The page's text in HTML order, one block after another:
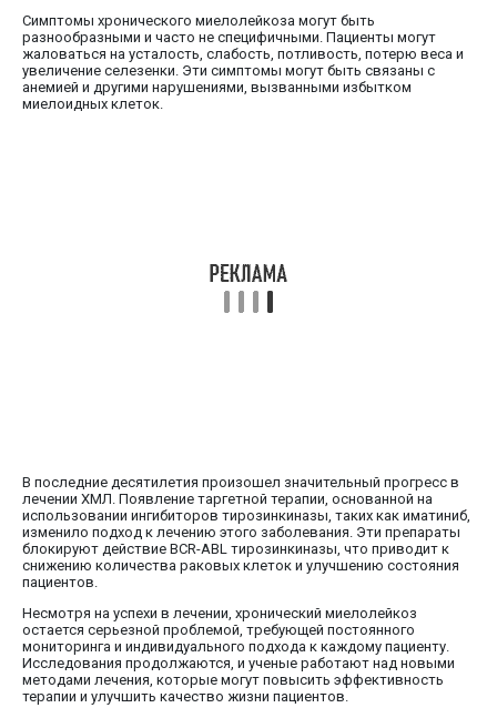
Симптомы хронического миелолейкоза могут быть
разнообразными и часто не специфичными. Пациенты могут
жаловаться на усталость, слабость, потливость, потерю веса и
увеличение селезенки. Эти симптомы могут быть связаны с
анемией и другими нарушениями, вызванными избытком
миелоидных клеток.
В последние десятилетия произошел значительный прогресс в
лечении ХМЛ. Появление таргетной терапии, основанной на
использовании ингибиторов тирозинкиназы, таких как иматиниб,
изменило подход к лечению этого заболевания. Эти препараты
блокируют действие BCR-ABL тирозинкиназы, что приводит к
снижению количества раковых клеток и улучшению состояния
пациентов.
Несмотря на успехи в лечении, хронический миелолейкоз
остается серьезной проблемой, требующей постоянного
мониторинга и индивидуального подхода к каждому пациенту.
Исследования продолжаются, и ученые работают над новыми
методами лечения, которые могут повысить эффективность
терапии и улучшить качество жизни пациентов.